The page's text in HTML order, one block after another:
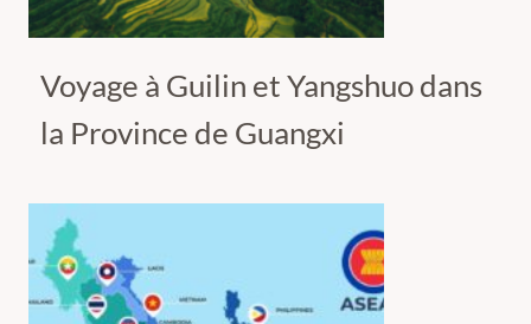
Voyage à Guilin et Yangshuo dans
la Province de Guangxi